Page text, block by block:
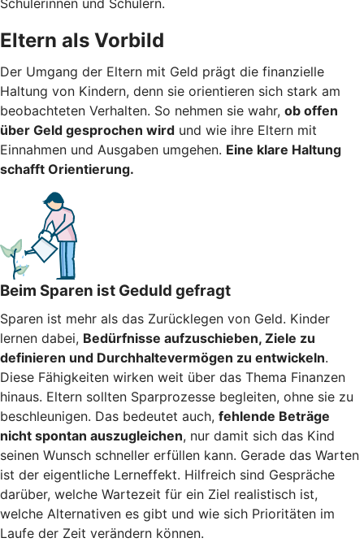
Eltern als Vorbild
Der Umgang der Eltern mit Geld prägt die finanzielle
Haltung von Kindern, denn sie orientieren sich stark am
beobachteten Verhalten. So nehmen sie wahr, ob offen
über Geld gesprochen wird und wie ihre Eltern mit
Einnahmen und Ausgaben umgehen. Eine klare Haltung
schafft Orientierung.
Beim Sparen ist Geduld gefragt
Sparen ist mehr als das Zurücklegen von Geld. Kinder
lernen dabei, Bedürfnisse aufzuschieben, Ziele zu
definieren und Durchhaltevermögen zu entwickeln.
Diese Fähigkeiten wirken weit über das Thema Finanzen
hinaus. Eltern sollten Sparprozesse begleiten, ohne sie zu
beschleunigen. Das bedeutet auch, fehlende Beträge
nicht spontan auszugleichen, nur damit sich das Kind
seinen Wunsch schneller erfüllen kann. Gerade das Warten
ist der eigentliche Lerneffekt. Hilfreich sind Gespräche
darüber, welche Wartezeit für ein Ziel realistisch ist,
welche Alternativen es gibt und wie sich Prioritäten im
Laufe der Zeit verändern können.